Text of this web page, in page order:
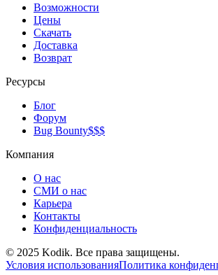
Возможности
Цены
Скачать
Доставка
Возврат
Ресурсы
Блог
Форум
Bug Bounty$$$
Компания
О нас
СМИ о нас
Карьера
Контакты
Конфиденциальность
© 2025 Kodik. Все права защищены.
Условия использованияПолитика